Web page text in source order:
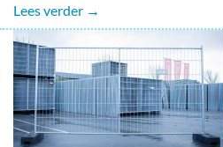
Lees verder →